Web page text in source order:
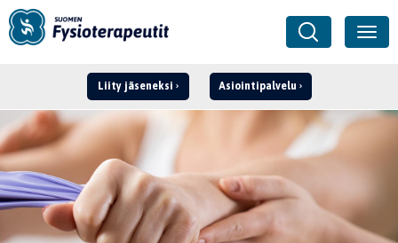
Liity jäseneksi Asiointipalvelu
Kirjaudu ›